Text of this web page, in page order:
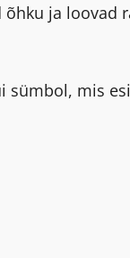
ja
sümbol, mis